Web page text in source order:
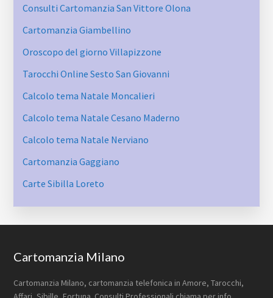
Consulti Cartomanzia San Vittore Olona
Cartomanzia Giambellino
Oroscopo del giorno Villapizzone
Tarocchi Online Sesto San Giovanni
Calcolo tema Natale Moncalieri
Calcolo tema Natale Cesano Maderno
Calcolo tema Natale Nerviano
Cartomanzia Gaggiano
Carte Sibilla Loreto
Footer
Cartomanzia Milano
Cartomanzia Milano, cartomanzia telefonica in Amore, Tarocchi,